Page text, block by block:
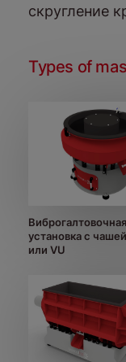
скругление
Types of
Виброгалтовочная
установка с
или VU